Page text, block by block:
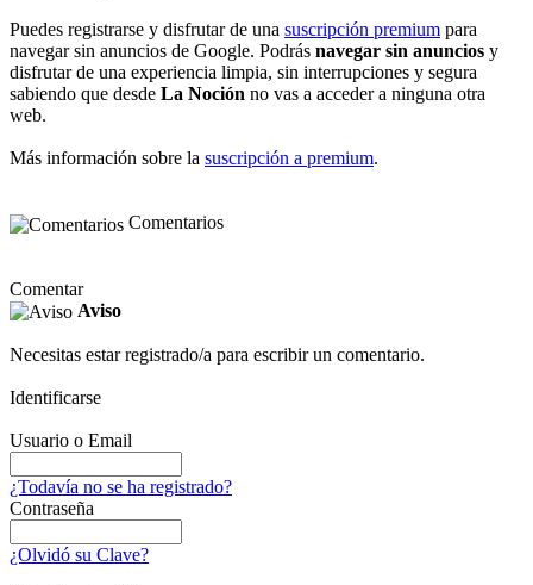
Puedes registrarse y disfrutar de una suscripción premium para
navegar sin anuncios de Google. Podrás navegar sin anuncios y
disfrutar de una experiencia limpia, sin interrupciones y segura
sabiendo que desde La Noción no vas a acceder a ninguna otra
web.
Más información sobre la suscripción a premium.
Comentarios
Comentar
Aviso
Necesitas estar registrado/a para escribir un comentario.
Identificarse
Usuario o Email
¿Todavía no se ha registrado?
Contraseña
¿Olvidó su Clave?